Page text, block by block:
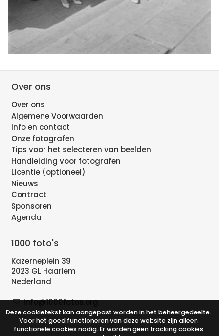
Over ons
Over ons
Algemene Voorwaarden
Info en contact
Onze fotografen
Tips voor het selecteren van beelden
Handleiding voor fotografen
Licentie (optioneel)
Nieuws
Contract
Sponsoren
Agenda
1000 foto's
Kazerneplein 39
2023 GL Haarlem
Nederland
info@1000fotos.org
Deze cookietekst kan aangepast worden in het beheergedeelte.
Voor het goed functioneren van deze website zijn alleen
functionele cookies nodig. Er worden geen tracking cookies